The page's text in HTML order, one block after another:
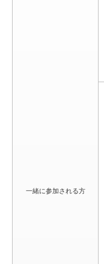
一緒に参加される方